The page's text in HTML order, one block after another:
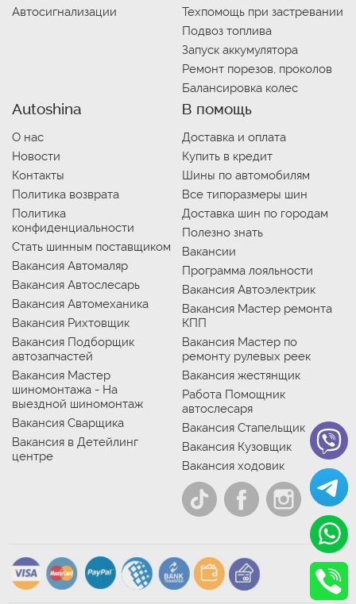
Автосигнализации
Техпомощь при застревании
Подвоз топлива
Запуск аккумулятора
Ремонт порезов, проколов
Балансировка колес
Autoshina
О нас
Новости
Контакты
Политика возврата
Политика
конфиденциальности
Стать шинным поставщиком
Вакансия Автомаляр
Вакансия Автослесарь
Вакансия Автомеханика
Вакансия Рихтовщик
Вакансия Подборщик
автозапчастей
Вакансия Мастер
шиномонтажа - На
выездной шиномонтаж
Вакансия Сварщика
Вакансия в Детейлинг
центре
В помощь
Доставка и оплата
Купить в кредит
Шины по автомобилям
Все типоразмеры шин
Доставка шин по городам
Полезно знать
Вакансии
Программа лояльности
Вакансия Автоэлектрик
Вакансия Мастер ремонта
КПП
Вакансия Мастер по
ремонту рулевых реек
Вакансия жестянщик
Работа Помощник
автослесаря
Вакансия Стапельщик
Вакансия Кузовщик
Вакансия ходовик